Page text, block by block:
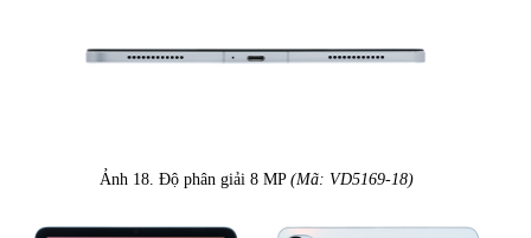
Ảnh 18. Độ phân giải 8 MP (Mã: VD5169-18)